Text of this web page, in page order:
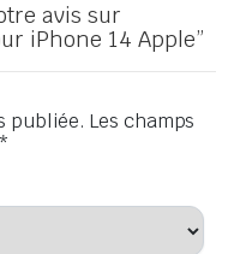
avis sur
iPhone 14 Apple”
publiée. Les champs
*